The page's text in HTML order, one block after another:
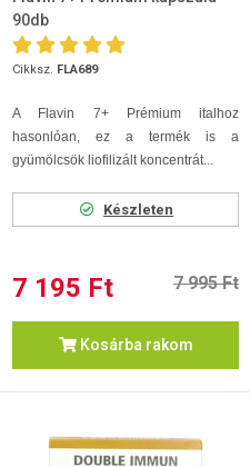
90db
Cikksz. FLA689
A Flavin 7+ Prémium italhoz
hasonlóan, ez a termék is a
gyümölcsök liofilizált koncentrát...
Készleten
7 195 Ft 7 995 Ft
Kosárba rakom